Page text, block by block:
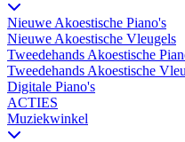
Nieuwe Akoestische Piano's
Nieuwe Akoestische Vleugels
Tweedehands Akoestische
Tweedehands Akoestische
Digitale Piano's
ACTIES
Muziekwinkel